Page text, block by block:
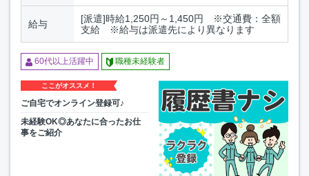
給与
[派遣]時給1,250円～1,450円 ※交通費：全額
支給 ※給与は派遣先により異なります
60代以上活躍中 職種未経験者
ここがオススメ！
ご自宅でオンライン登録可♪
未経験OK◎あなたに合ったお仕
事をご紹介